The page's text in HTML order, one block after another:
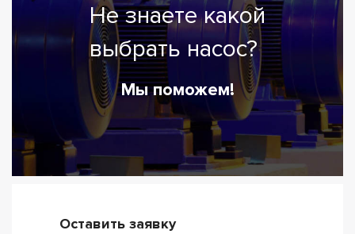
Не знаете какой
выбрать насос?
Мы поможем!
Оставить заявку